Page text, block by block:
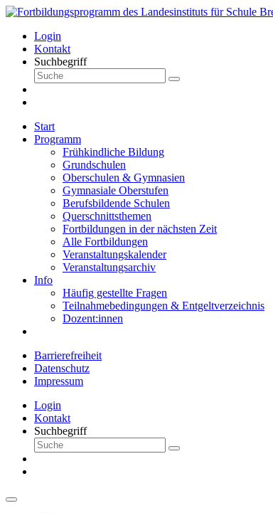
Login
Kontakt
Suchbegriff
Start
Programm
Frühkindliche Bildung
Grundschulen
Oberschulen & Gymnasien
Gymnasiale Oberstufen
Berufsbildende Schulen
Querschnittsthemen
Fortbildungen in der nächsten Zeit
Alle Fortbildungen
Veranstaltungskalender
Veranstaltungsarchiv
Info
Häufig gestellte Fragen
Teilnahmebedingungen & Entgeltverzeichnis
Dozent:innen
Barrierefreiheit
Datenschutz
Impressum
Login
Kontakt
Suchbegriff